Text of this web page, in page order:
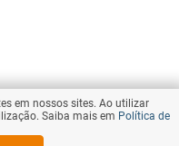
em nossos sites. Ao utilizar
Saiba mais em Política de